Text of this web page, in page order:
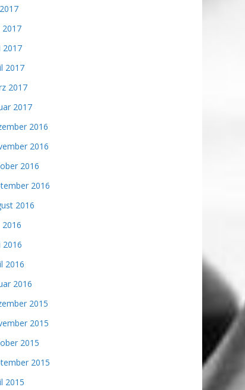
2017
2017
2017
2017
2017
2016
2016
2016
2016
2016
2016
2016
2016
2016
2015
2015
2015
2015
2015